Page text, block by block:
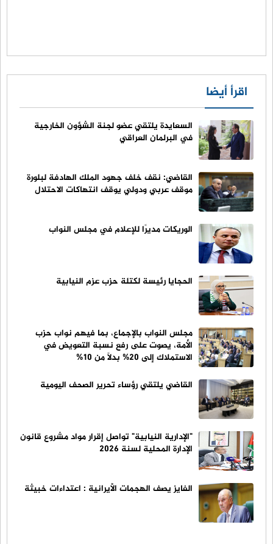
اقرأ أيضا
السعايدة يلتقي عضو لجنة الشؤون الخارجية
في البرلمان العراقي
القاضي: نقف خلف جهود الملك الهادفة لبلورة
موقف عربي ودولي يوقف انتهاكات الاحتلال
الوريكات مديرًا للإعلام في مجلس النواب
الحجايا رئيسة لكتلة حزب عزم النيابية
مجلس النواب بالإجماع، بما فيهم نواب حزب
الأمة، يصوت على رفع نسبة التعويض في
الاستملاك إلى 20% بدلاً من 10%
القاضي يلتقي رؤساء تحرير الصحف اليومية
"الإدارية النيابية" تواصل إقرار مواد مشروع قانون
الإدارة المحلية لسنة 2026
الفايز يصف الهجمات الأيرانية : اعتداءات خبيثة